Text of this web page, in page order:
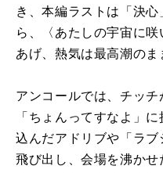
き、本編ラストは「決
ら、〈あたしの宇宙に
あげ、熱気は最高潮のま
アンコールでは、チッ
「ちょんってすなよ」
込んだアドリブや「ラ
飛び出し、会場を沸か